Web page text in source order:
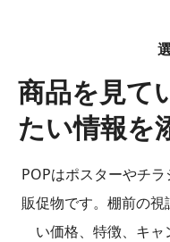
商品を見て
たい情報を
POPはポスターやチ
販促物です。棚前の
い価格、特徴、キャ